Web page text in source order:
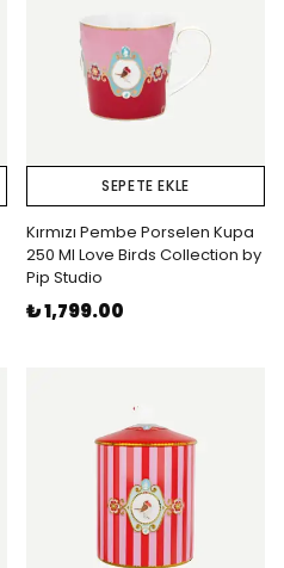
SEPETE EKLE
Kırmızı Pembe Porselen Kupa
250 Ml Love Birds Collection by
Pip Studio
₺ 1,799.00